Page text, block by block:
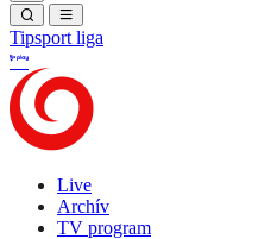
Tipsport liga
Live
Archív
TV program